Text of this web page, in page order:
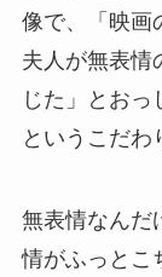
像で、「映画
夫人が無表情
じた」とお
というこだわ
無表情なんだ
情がふっとこ